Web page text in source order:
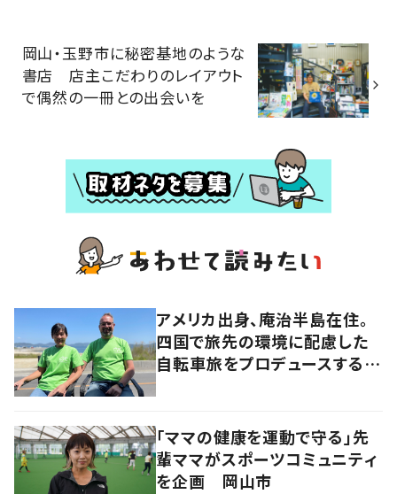
岡山・玉野市に秘密基地のような
書店 店主こだわりのレイアウト
で偶然の一冊との出会いを
アメリカ出身、庵治半島在住。
四国で旅先の環境に配慮した
自転車旅をプロデュースする
「ママの健康を運動で守る」先
輩ママがスポーツコミュニティ
を企画 岡山市